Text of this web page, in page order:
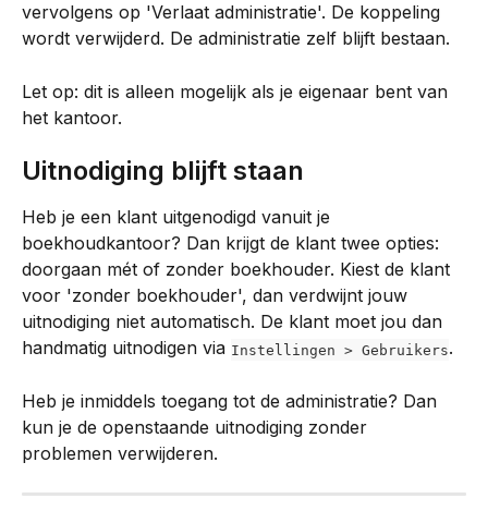
vervolgens op 'Verlaat administratie'. De koppeling
wordt verwijderd. De administratie zelf blijft bestaan.
Let op: dit is alleen mogelijk als je eigenaar bent van
het kantoor.
Uitnodiging blijft staan
Heb je een klant uitgenodigd vanuit je
boekhoudkantoor? Dan krijgt de klant twee opties:
doorgaan mét of zonder boekhouder. Kiest de klant
voor 'zonder boekhouder', dan verdwijnt jouw
uitnodiging niet automatisch. De klant moet jou dan
handmatig uitnodigen via Instellingen > Gebruikers.
Heb je inmiddels toegang tot de administratie? Dan
kun je de openstaande uitnodiging zonder
problemen verwijderen.